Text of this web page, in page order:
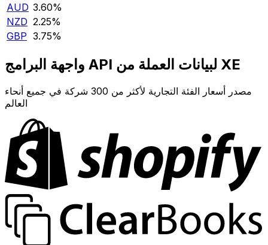
AUD 3.60‎%‎
NZD 2.25‎%‎
GBP 3.75‎%‎
واجهة البرامج API لبيانات العملة من XE
مصدر أسعار الفئة التجارية لأكثر من 300 شركة في جميع أنحاء
العالم